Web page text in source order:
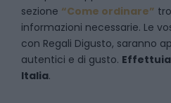
sezione “Come ordinare”
informazioni necessarie. Le
con Regali Digusto, saranno
autentici e di gusto.
Italia.